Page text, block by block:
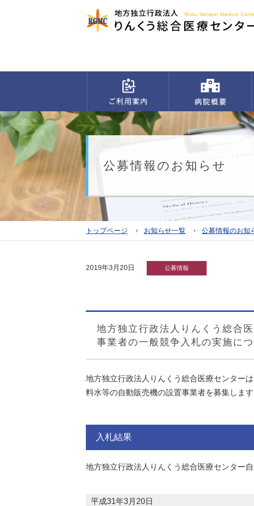
公募情報のお知らせ
トップページ お知らせ一覧 公募情報のお知
2019年3月20日 公募情報
地方独立行政法人りんくう総合
事業者の一般競争入札の実施に
地方独立行政法人りんくう総合医療センター
料水等の自動販売機の設置事業者を募集します
入札結果
地方独立行政法人りんくう総合医療センター
平成31年3月20日